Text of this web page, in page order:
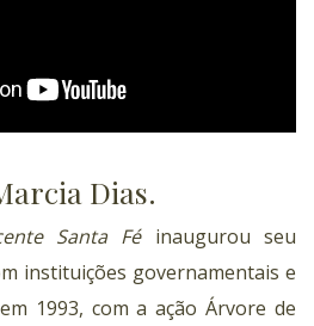
Dias.
Santa Féinaugurou seu
instituições governamentais e
1993, com a ação Árvore de